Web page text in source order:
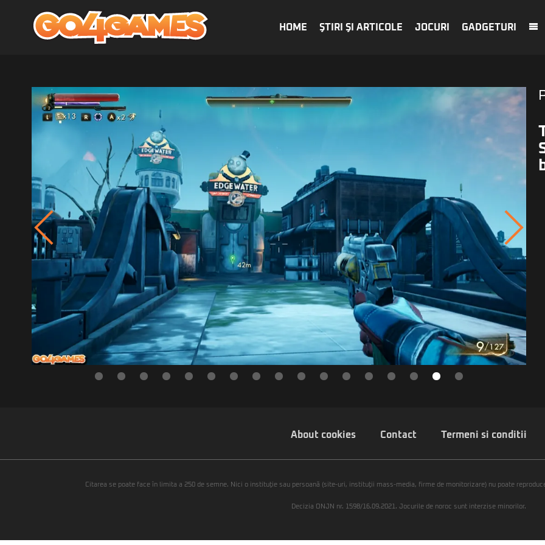
HOME ŞTIRI ŞI ARTICOLE JOCURI GADGETURI
About cookies Contact Termeni si conditii
Citarea se poate face în limita a 250 de semne. Nici o instituţie sau persoană (site-uri, instituţii mass-media, firme de monitorizare) nu poate
Decizia ONJN nr. 1598/16.09.2021. Jocurile de noroc sunt interzise minorilor.